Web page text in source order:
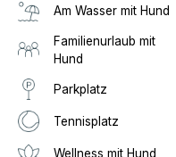
Am Wasser mit Hund
Familienurlaub mit
Hund
Parkplatz
Tennisplatz
Wellness mit Hund